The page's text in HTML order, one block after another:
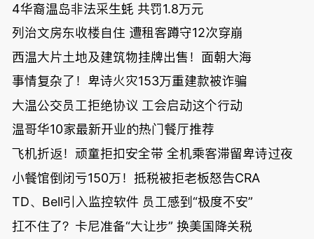
4华裔温岛非法采生蚝 共罚1.8万元
列治文房东收楼自住 遭租客蹲守12次穿崩
西温大片土地及建筑物挂牌出售！面朝大海
事情复杂了！卑诗火灾153万重建款被诈骗
大温公交员工拒绝协议 工会启动这个行动
温哥华10家最新开业的热门餐厅推荐
飞机折返！顽童拒扣安全带 全机乘客滞留卑诗过夜
小餐馆倒闭亏150万！抵税被拒老板怒告CRA
TD、Bell引入监控软件 员工感到“极度不安”
扛不住了？卡尼准备“大让步” 换美国降关税